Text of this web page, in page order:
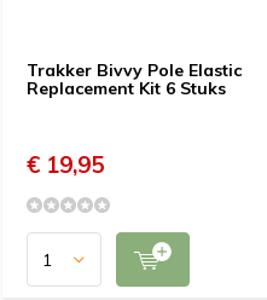
Trakker Bivvy Pole Elastic
Replacement Kit 6 Stuks
€ 19,95